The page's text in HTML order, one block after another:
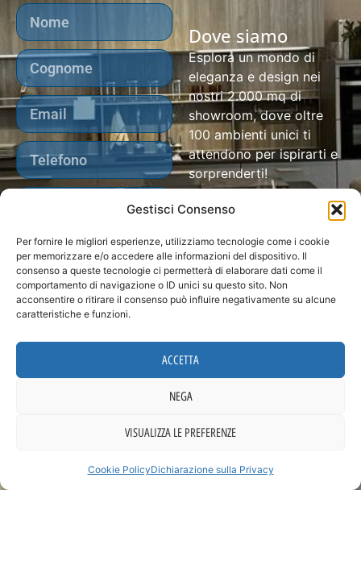
Gestisci Consenso
Per fornire le migliori esperienze, utilizziamo tecnologie come i cookie
per memorizzare e/o accedere alle informazioni del dispositivo. Il
consenso a queste tecnologie ci permetterà di elaborare dati come il
comportamento di navigazione o ID unici su questo sito. Non
acconsentire o ritirare il consenso può influire negativamente su alcune
caratteristiche e funzioni.
ACCETTA
NEGA
VISUALIZZA LE PREFERENZE
Cookie PolicyDichiarazione sulla Privacy
RICHIESTA
Dove siamo
Esplora un mondo di
eleganza e design nei
nostri 2.000 mq di
showroom, dove oltre
100 ambienti unici ti
attendono per ispirarti e
sorprenderti!​